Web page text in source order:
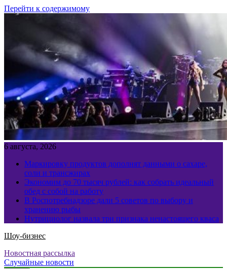
Перейти к содержимому
6 августа, 2026
Маркировку продуктов дополнят данными о сахаре,
соли и трансжирах
Экономим до 70 тысяч рублей: как собрать идеальный
обед с собой на работу
В Роспотребнадзоре дали 5 советов по выбору и
хранению рыбы
Нутрициолог назвала три признака ненастоящего кваса
Шоу-бизнес
Новостная рассылка
Случайные новости